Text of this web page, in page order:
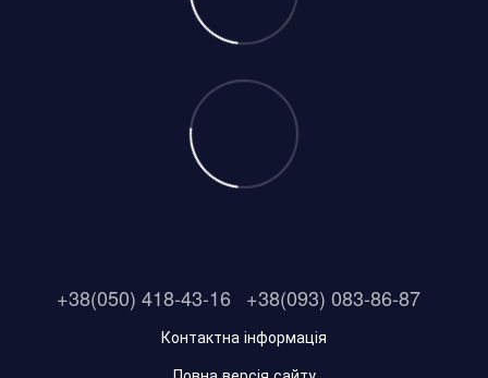
+38(050) 418-43-16 +38(093) 083-86-87
Контактна інформація